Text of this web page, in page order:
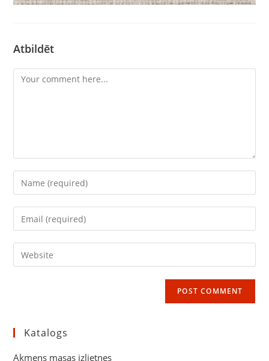
Atbildēt
Comment
Enter
your
name
comment
Enter
your
email
address
Enter
your
Katalogs
Akmens masas izlietnes